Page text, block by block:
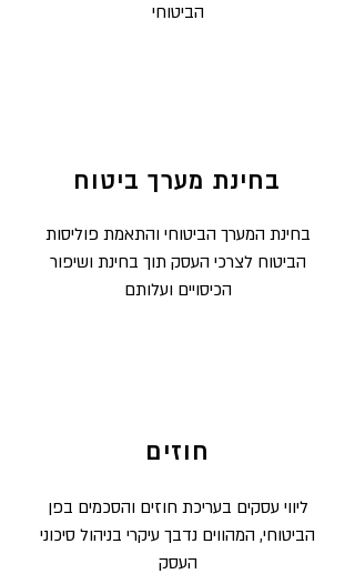
הביטוחי
בחינת מערך ביטוח
בחינת המערך הביטוחי והתאמת פוליסות
הביטוח לצרכי העסק תוך בחינת ושיפור
הכיסויים ועלותם
חוזים
ליווי עסקים בעריכת חוזים והסכמים בפן
הביטוחי, המהווים נדבך עיקרי בניהול סיכוני
העסק